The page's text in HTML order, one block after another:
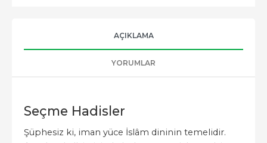
AÇIKLAMA
YORUMLAR
Seçme Hadisler
Şüphesiz ki, iman yüce İslâm dininin temelidir.